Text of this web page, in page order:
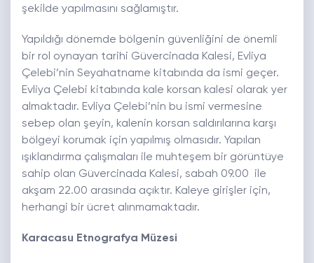
şekilde yapılmasını sağlamıştır.
Yapıldığı dönemde bölgenin güvenliğini de önemli
bir rol oynayan tarihi Güvercinada Kalesi, Evliya
Çelebi’nin Seyahatname kitabında da ismi geçer.
Evliya Çelebi kitabında kale korsan kalesi olarak yer
almaktadır. Evliya Çelebi’nin bu ismi vermesine
sebep olan şeyin, kalenin korsan saldırılarına karşı
bölgeyi korumak için yapılmış olmasıdır. Yapılan
ışıklandırma çalışmaları ile muhteşem bir görüntüye
sahip olan Güvercinada Kalesi, sabah 09.00 ile
akşam 22.00 arasında açıktır. Kaleye girişler için,
herhangi bir ücret alınmamaktadır.
Karacasu Etnografya Müzesi